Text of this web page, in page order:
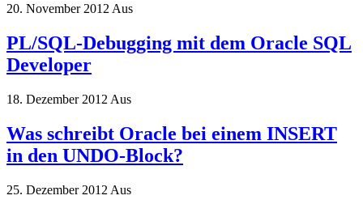
20. November 2012 Aus
PL/SQL-Debugging mit dem Oracle SQL
Developer
18. Dezember 2012 Aus
Was schreibt Oracle bei einem INSERT
in den UNDO-Block?
25. Dezember 2012 Aus